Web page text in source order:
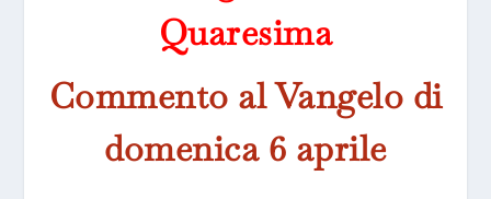
Quaresima
Commento al Vangelo di
domenica 6 aprile